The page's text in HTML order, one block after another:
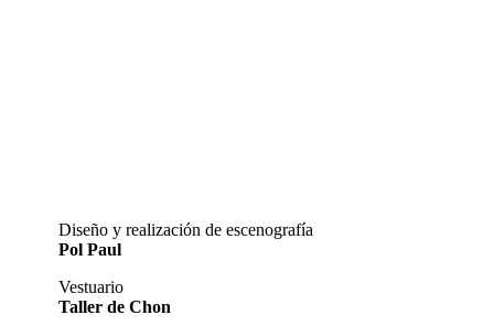
Diseño y realización de escenografía
Pol Paul
Vestuario
Taller de Chon